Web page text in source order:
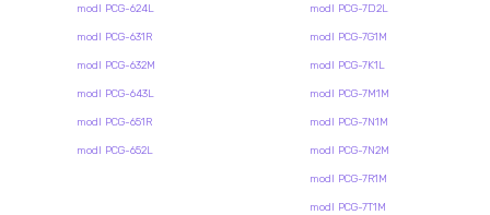
modl PCG-624L
modl PCG-631R
modl PCG-632M
modl PCG-643L
modl PCG-651R
modl PCG-652L
modl PCG-7D2L
modl PCG-7G1M
modl PCG-7K1L
modl PCG-7M1M
modl PCG-7N1M
modl PCG-7N2M
modl PCG-7R1M
modl PCG-7T1M